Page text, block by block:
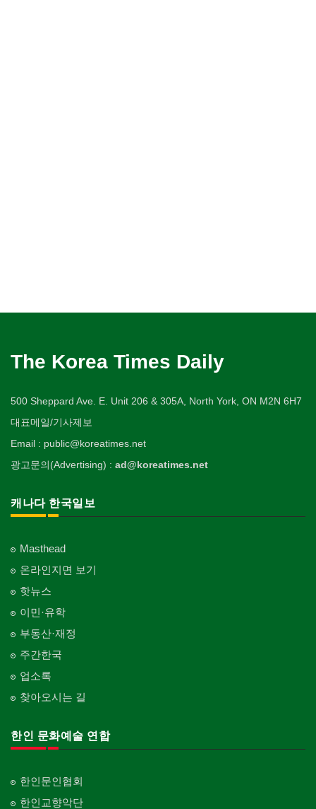
The Korea Times Daily
500 Sheppard Ave. E. Unit 206 & 305A, North York, ON M2N 6H7
대표메일/기사제보
Email : public@koreatimes.net
광고문의(Advertising) : ad@koreatimes.net
캐나다 한국일보
Masthead
온라인지면 보기
핫뉴스
이민·유학
부동산·재정
주간한국
업소록
찾아오시는 길
한인 문화예술 연합
한인문인협회
한인교향악단